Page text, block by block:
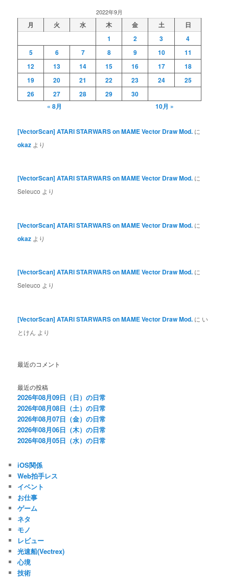
2022年9月
月 火 水 木 金 土
日
1
2 3
4
5
6 7 8 9 10
11
12
13 14 15 16 17
18
19
20 21 22 23 24
25
26
27 28 29
30
« 8月
10月 »
[VectorScan] ATARI STARWARS on MAME Vector Draw Mod. に
okaz より
[VectorScan] ATARI STARWARS on MAME Vector Draw Mod. に
Seleuco より
[VectorScan] ATARI STARWARS on MAME Vector Draw Mod. に
okaz より
[VectorScan] ATARI STARWARS on MAME Vector Draw Mod. に
Seleuco より
[VectorScan] ATARI STARWARS on MAME Vector Draw Mod. に い
とけん より
最近のコメント
最近の投稿
2026年08月09日（日）の日常
2026年08月08日（土）の日常
2026年08月07日（金）の日常
2026年08月06日（木）の日常
2026年08月05日（水）の日常
iOS関係
Web拍手レス
イベント
お仕事
ゲーム
ネタ
モノ
レビュー
光速船(Vectrex)
心境
技術